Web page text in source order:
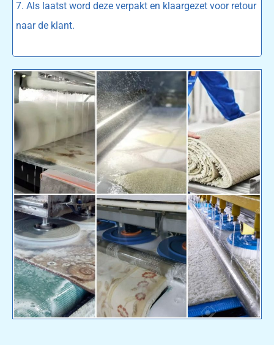
7. Als laatst word deze verpakt en klaargezet voor retour
naar de klant.